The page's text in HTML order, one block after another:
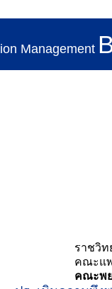
TH
Management
ราชวิ
คณะแ
คณะพ